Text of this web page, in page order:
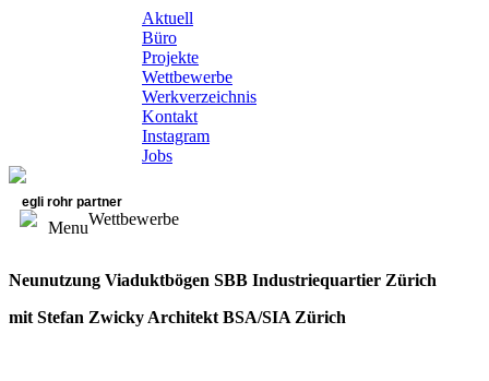
Aktuell
Büro
Projekte
Wettbewerbe
Werkverzeichnis
Kontakt
Instagram
Jobs
egli rohr partner
MenuWettbewerbe
Neunutzung Viaduktbögen SBB Industriequartier Zürich
mit Stefan Zwicky Architekt BSA/SIA Zürich